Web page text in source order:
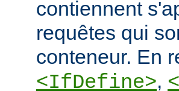
contiennent
requêtes qui
conteneur. En
<IfDefine>,